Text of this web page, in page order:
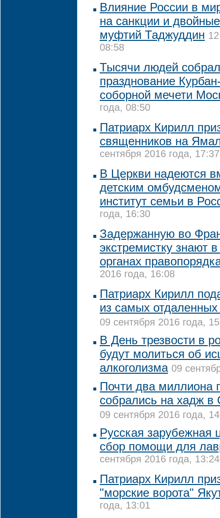
Влияние России в
на санкции и
муфтий Таджуддин
08:58
Тысячи людей
празднование
соборной мечети
года, 08:50
Патриарх Кирилл
священников на
сентября 2016 года, 17:37
В Церкви надеются
детским
институт семьи в
года, 16:30
Задержанную во
экстремистку знают
органах
2016 года, 16:08
Патриарх Кирилл
из самых
09 сентября 2016 года,
В День трезвости в
будут молиться об
алкоголизма 09
Почти два миллиона
собрались на хадж в
09 сентября 2016 года,
Русская зарубежная
сбор помощи для
сентября 2016 года, 13:24
Патриарх Кирилл
"морские ворота"
года, 13:01